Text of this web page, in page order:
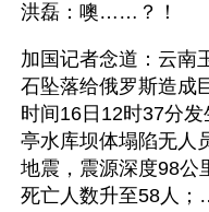
洪磊：噢……？！
加国记者念道：云南
石坠落给俄罗斯造成
时间16日12时37分
亭水库坝体塌陷无人
地震，震源深度98公
死亡人数升至58人